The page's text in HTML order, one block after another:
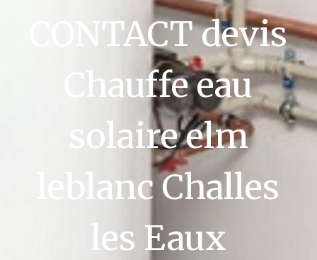
CONTACT devis
Chauffe eau
solaire elm
leblanc Challes
les Eaux